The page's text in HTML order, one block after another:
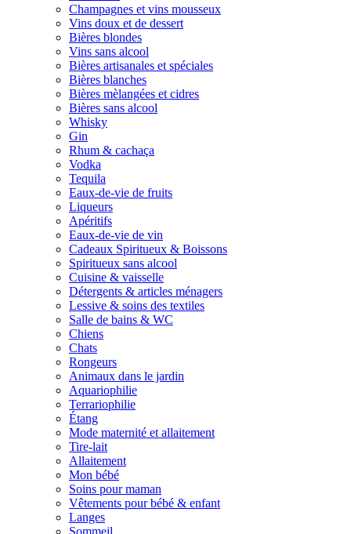
Champagnes et vins mousseux
Vins doux et de dessert
Bières blondes
Vins sans alcool
Bières artisanales et spéciales
Bières blanches
Bières mèlangées et cidres
Bières sans alcool
Whisky
Gin
Rhum & cachaça
Vodka
Tequila
Eaux-de-vie de fruits
Liqueurs
Apéritifs
Eaux-de-vie de vin
Cadeaux Spiritueux & Boissons
Spiritueux sans alcool
Cuisine & vaisselle
Détergents & articles ménagers
Lessive & soins des textiles
Salle de bains & WC
Chiens
Chats
Rongeurs
Animaux dans le jardin
Aquariophilie
Terrariophilie
Étang
Mode maternité et allaitement
Tire-lait
Allaitement
Mon bébé
Soins pour maman
Vêtements pour bébé & enfant
Langes
Sommeil